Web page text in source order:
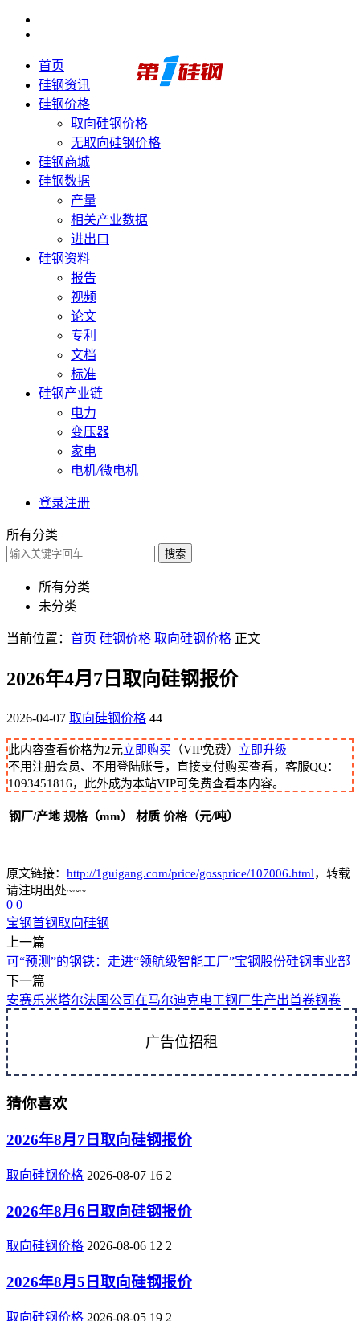
首页
硅钢资讯
硅钢价格
取向硅钢价格
无取向硅钢价格
硅钢商城
硅钢数据
产量
相关产业数据
进出口
硅钢资料
报告
视频
论文
专利
文档
标准
硅钢产业链
电力
变压器
家电
电机/微电机
登录注册
所有分类
搜索
所有分类
未分类
当前位置： 首页 硅钢价格 取向硅钢价格 正文
2026年4月7日取向硅钢报价
2026-04-07 取向硅钢价格 44
此内容查看价格为2元立即购买 （VIP免费） 立即升级
不用注册会员、不用登陆账号，直接支付购买查看，客服QQ：
1093451816，此外成为本站VIP可免费查看本内容。
钢厂/产地 规格（mm） 材质 价格（元/吨）
原文链接： http://1guigang.com/price/gossprice/107006.html，转载
请注明出处~~~
0 0
宝钢首钢取向硅钢
上一篇
可“预测”的钢铁：走进“领航级智能工厂”宝钢股份硅钢事业部
下一篇
安赛乐米塔尔法国公司在马尔迪克电工钢厂生产出首卷钢卷
广告位招租
猜你喜欢
2026年8月7日取向硅钢报价
取向硅钢价格 2026-08-07 16 2
2026年8月6日取向硅钢报价
取向硅钢价格 2026-08-06 12 2
2026年8月5日取向硅钢报价
取向硅钢价格 2026-08-05 19 2